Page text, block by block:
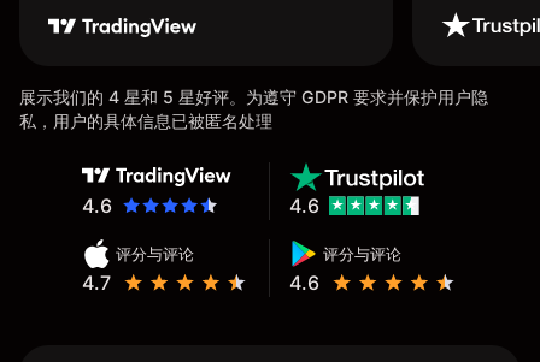
展示我们的 4 星和 5 星好评。为遵守 GDPR 要求并保护用户隐
私，用户的具体信息已被匿名处理
4.6
评分与评论
4.7
评分与评论
4.6
4.6